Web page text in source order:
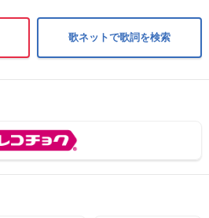
歌ネットで歌詞を検索